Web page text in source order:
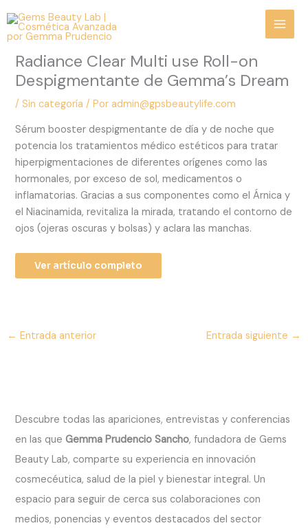
contenido
Radiance Clear Multi use Roll-on
Despigmentante de Gemma’s Dream
/Sin categoría / Poradmin@gpsbeautylife.com
Sérum booster despigmentante de día y de noche que
potencia los tratamientos médico estéticos para tratar
hiperpigmentaciones de diferentes orígenes como las
hormonales, por exceso de sol, medicamentos o
inflamatorias. Gracias a sus componentes como el Árnica y
el Niacinamida, revitaliza la mirada, tratando el contorno de
ojos (ojeras oscuras y bolsas) y aclara las manchas.
Ver artículo completo
← Entrada anterior Entrada siguiente →
Descubre todas las apariciones, entrevistas y conferencias
en las que Gemma Prudencio Sancho, fundadora de Gems
Beauty Lab, comparte su experiencia en innovación
cosmecéutica, salud de la piel y bienestar integral. Un
espacio para seguir de cerca sus colaboraciones con
medios, ponencias y eventos destacados del sector